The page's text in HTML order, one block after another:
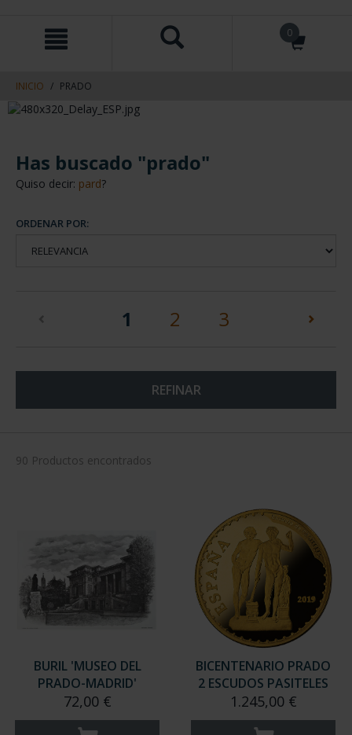
contenido
navegacin
0
INICIO PRADO
Has buscado "prado"
Quiso decir: pard?
ORDENAR POR:
1 (current)
2 3
REFINAR
90 Productos encontrados
BURIL 'MUSEO DEL
PRADO-MADRID'
72,00 €
BICENTENARIO PRADO
2 ESCUDOS PASITELES
1.245,00 €